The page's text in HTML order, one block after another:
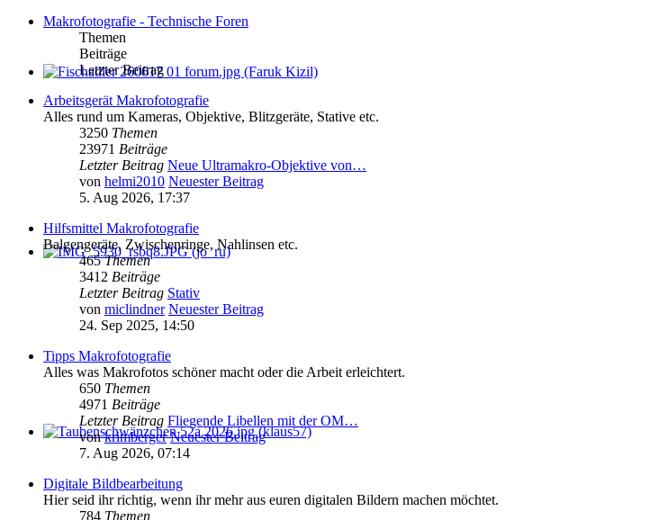
Makrofotografie - Technische Foren
Themen
Beiträge
Letzter Beitrag
Arbeitsgerät Makrofotografie
Alles rund um Kameras, Objektive, Blitzgeräte, Stative etc.
3250 Themen
23971 Beiträge
Letzter Beitrag Neue Ultramakro-Objektive von…
von helmi2010 Neuester Beitrag
5. Aug 2026, 17:37
Hilfsmittel Makrofotografie
Balgengeräte, Zwischenringe, Nahlinsen etc.
465Themen
3412 Beiträge
Letzter Beitrag Stativ
von miclindner Neuester Beitrag
24. Sep 2025, 14:50
Tipps Makrofotografie
Alles was Makrofotos schöner macht oder die Arbeit erleichtert.
650 Themen
4971 Beiträge
Letzter Beitrag Fliegende Libellen mit der OM…
vonkrimberger Neuester Beitrag
7. Aug 2026, 07:14
Digitale Bildbearbeitung
Hier seid ihr richtig, wenn ihr mehr aus euren digitalen Bildern machen möchtet.
784 Themen